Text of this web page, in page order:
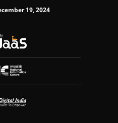
19, 2024